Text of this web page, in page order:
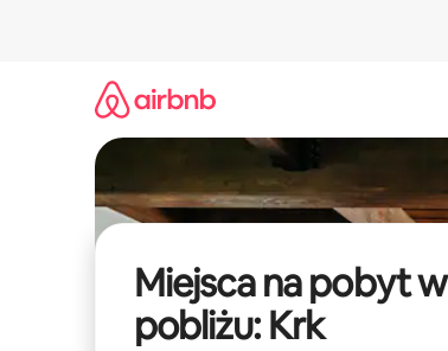
Miejsca na pobyt w
pobliżu: Krk